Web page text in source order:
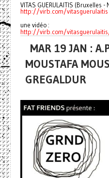
VITAS GUERULAITIS (Bruxelles
http://virb.com/vitasguerulaitis
une vidéo :
http://virb.com/
MAR 19 JAN :
MOUSTAFA
GREGALDUR